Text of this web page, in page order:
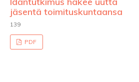
jäsentä toimituskuntaansa
139
PDF